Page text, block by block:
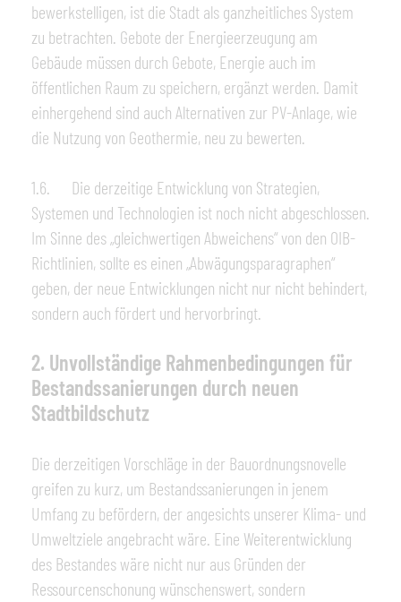
bewerkstelligen, ist die Stadt als ganzheitliches System
zu betrachten. Gebote der Energieerzeugung am
Gebäude müssen durch Gebote, Energie auch im
öffentlichen Raum zu speichern, ergänzt werden. Damit
einhergehend sind auch Alternativen zur PV-Anlage, wie
die Nutzung von Geothermie, neu zu bewerten.
1.6. Die derzeitige Entwicklung von Strategien,
Systemen und Technologien ist noch nicht abgeschlossen.
Im Sinne des „gleichwertigen Abweichens“ von den OIB-
Richtlinien, sollte es einen „Abwägungsparagraphen“
geben, der neue Entwicklungen nicht nur nicht behindert,
sondern auch fördert und hervorbringt.
2. Unvollständige Rahmenbedingungen für
Bestandssanierungen durch neuen
Stadtbildschutz
Die derzeitigen Vorschläge in der Bauordnungsnovelle
greifen zu kurz, um Bestandssanierungen in jenem
Umfang zu befördern, der angesichts unserer Klima- und
Umweltziele angebracht wäre. Eine Weiterentwicklung
des Bestandes wäre nicht nur aus Gründen der
Ressourcenschonung wünschenswert, sondern